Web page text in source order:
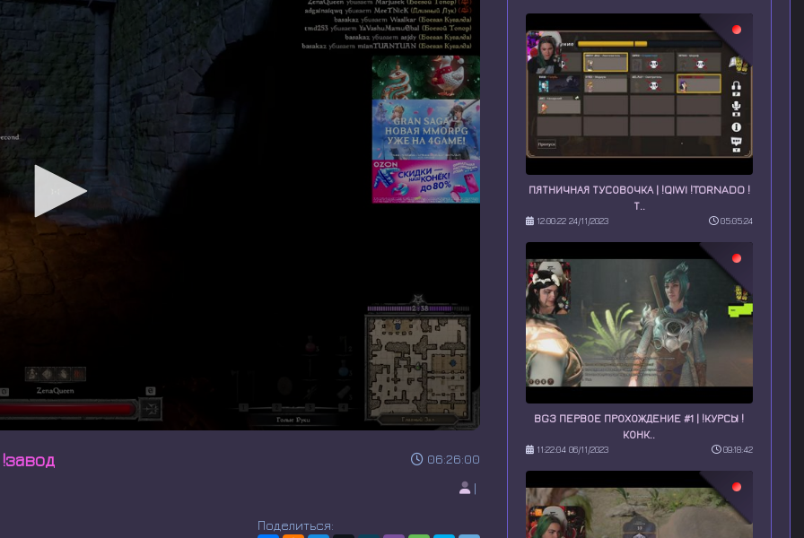
06:26:00
|
Поделиться:
ПЯТНИЧНАЯ ТУСОВОЧКА | !QIWI !TORNADO !
Т..
12:00:22 24/11/2023 05:05:24
BG3 ПЕРВОЕ ПРОХОЖДЕНИЕ #1 | !КУРСЫ !
КОНК..
11:22:04 06/11/2023 09:18:42